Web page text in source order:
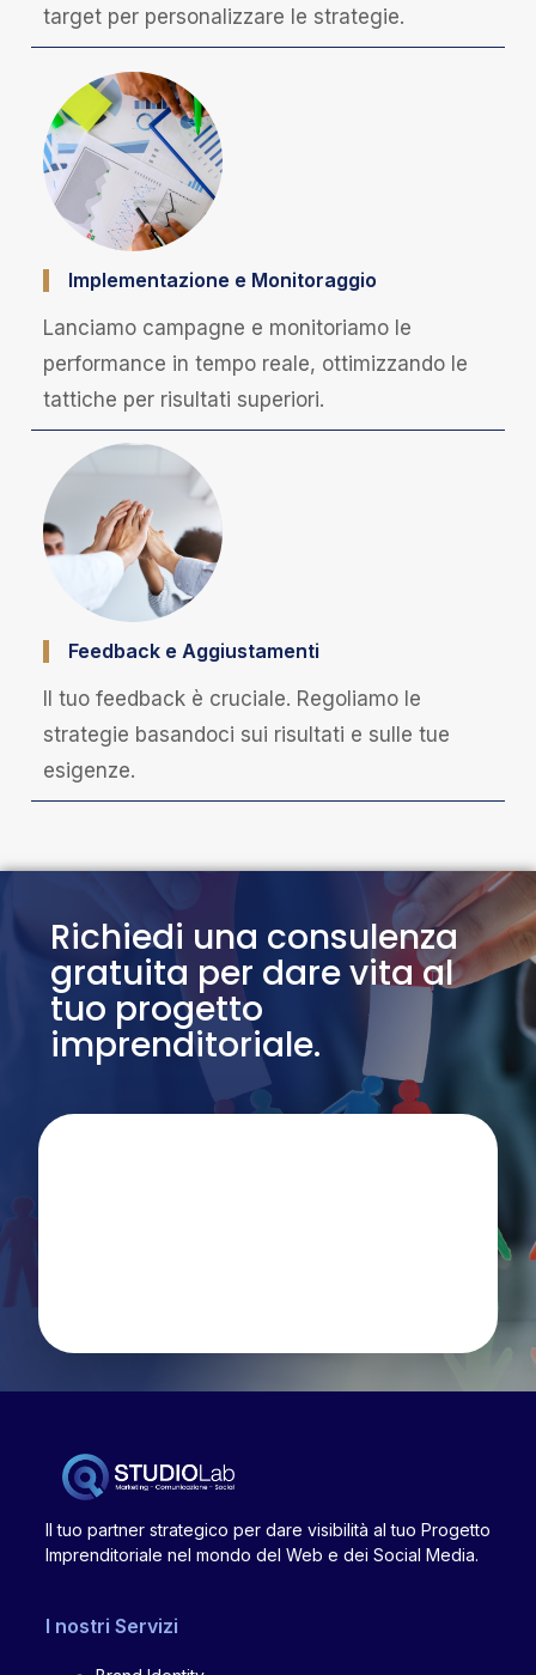
target per personalizzare le strategie.
Implementazione e Monitoraggio
Lanciamo campagne e monitoriamo le
performance in tempo reale, ottimizzando le
tattiche per risultati superiori.
Feedback e Aggiustamenti
Il tuo feedback è cruciale. Regoliamo le
strategie basandoci sui risultati e sulle tue
esigenze.
Richiedi una consulenza
gratuita per dare vita al
tuo progetto
imprenditoriale.
Il tuo partner strategico per dare visibilità al tuo Progetto
Imprenditoriale nel mondo del Web e dei Social Media.
I nostri Servizi